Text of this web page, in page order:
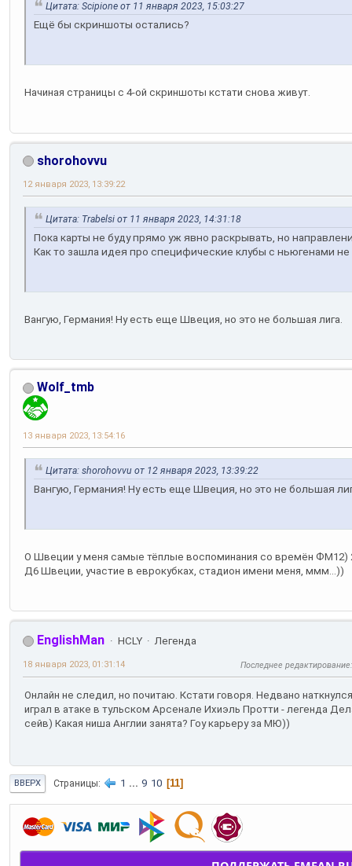
Цитата: Scipione от 11 января 2023, 15:03:27
Ещё бы скриншоты остались?
Начиная страницы с 4-ой скриншоты кстати снова живут.
shorohovvu
12 января 2023, 13:39:22
Цитата: Trabelsi от 11 января 2023, 14:31:18
Пока карты не буду прямо уж явно раскрывать, но
Как то зашла идея про специфические клубы с ньюгенами
Вангую, Германия! Ну есть еще Швеция, но это не большая лига.
Wolf_tmb
13 января 2023, 13:54:16
Цитата: shorohovvu от 12 января 2023, 13:39:22
Вангую, Германия! Ну есть еще Швеция, но это не большая
О Швеции у меня самые тёплые воспоминания со времён ФМ12)
Д6 Швеции, участие в еврокубках, стадион имени меня, ммм...))
EnglishMan HCLY Легенда
18 января 2023, 01:31:14 Последнее редактирование
Онлайн не следил, но почитаю. Кстати говоря. Недвано
играл в атаке в тульском Арсенале Ихиэль Протти - легенда
сейв) Какая ниша Англии занята? Гоу карьеру за МЮ))
ВВЕРХ Страницы 1 ... 9 10 11